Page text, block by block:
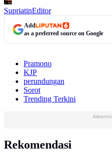
SupriatinEditor
Add
as a preferred source on Google
Pramono
KJP
perundungan
Sorot
Trending Terkini
Rekomendasi